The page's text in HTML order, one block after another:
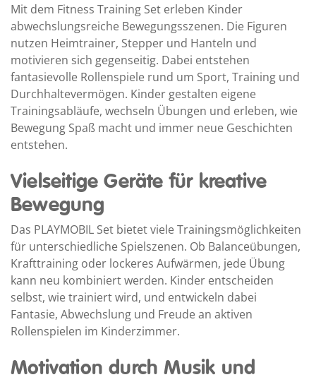
Mit dem Fitness Training Set erleben Kinder
abwechslungsreiche Bewegungsszenen. Die Figuren
nutzen Heimtrainer, Stepper und Hanteln und
motivieren sich gegenseitig. Dabei entstehen
fantasievolle Rollenspiele rund um Sport, Training und
Durchhaltevermögen. Kinder gestalten eigene
Trainingsabläufe, wechseln Übungen und erleben, wie
Bewegung Spaß macht und immer neue Geschichten
entstehen.
Vielseitige Geräte für kreative
Bewegung
Das PLAYMOBIL Set bietet viele Trainingsmöglichkeiten
für unterschiedliche Spielszenen. Ob Balanceübungen,
Krafttraining oder lockeres Aufwärmen, jede Übung
kann neu kombiniert werden. Kinder entscheiden
selbst, wie trainiert wird, und entwickeln dabei
Fantasie, Abwechslung und Freude an aktiven
Rollenspielen im Kinderzimmer.
Motivation durch Musik und